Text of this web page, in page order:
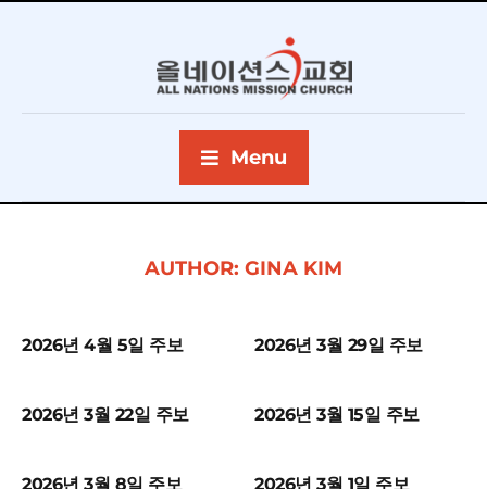
Menu
AUTHOR: GINA KIM
2026년 4월 5일 주보 2026년 3월 29일 주보
2026년 3월 22일 주보 2026년 3월 15일 주보
2026년 3월 8일 주보 2026년 3월 1일 주보